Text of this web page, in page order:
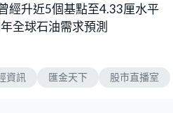
經升近5個基點至4.33厘水平
全球石油需求預測
資訊 匯金天下 股市直播室